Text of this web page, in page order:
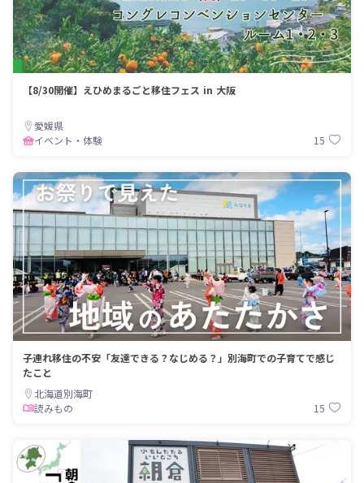
【8/30開催】えひめまるごと移住フェス in 大阪
愛媛県
イベント・体験
15
子連れ移住の不安「友達できる？なじめる？」別海町での子育てで感じ
たこと
北海道別海町
読みもの
15